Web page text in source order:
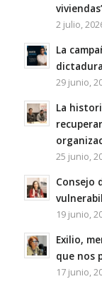
2 julio,
La
29 junio,
La
25 junio,
Consejo
19 junio,
Exilio,
que nos
17 junio,